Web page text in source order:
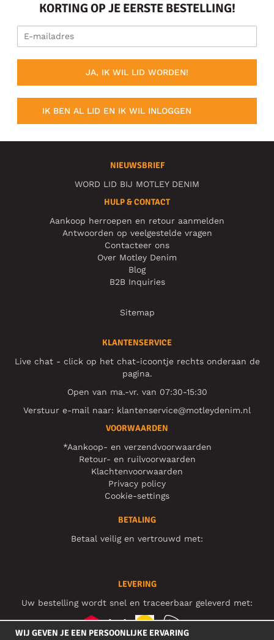
KORTING OP JE EERSTE BESTELLING!
JA, IK WIL LID WORDEN!
IK BEN AL LID EN IK WIL INLOGGEN
NIEUWSBRIEF
WORD LID BIJ MOTLEY DENIM
HULP & CONTACT
Aankoop herroepen en retour aanmelden
Antwoorden op veelgestelde vragen
Contacteer ons
Over Motley Denim
Blog
B2B Inquiries
Sitemap
KLANTENSERVICE
Live chat - click op het chat-icoontje rechts onderaan de
pagina.
Open van ma.-vr. van 07:30-15:30
Verstuur e-mail naar: klantenservice@motleydenim.nl
VOORWAARDEN
*Aankoop- en verzendvoorwaarden
Retour- en ruilvoorwaarden
Klachtenvoorwaarden
Privacy policy
Cookie-settings
BETALING
Betaal veilig en vertrouwd met:
LEVERING
Uw bestelling wordt snel en traceerbaar geleverd met:
WIJ GEVEN JE EEN PERSOONLIJKE ERVARING